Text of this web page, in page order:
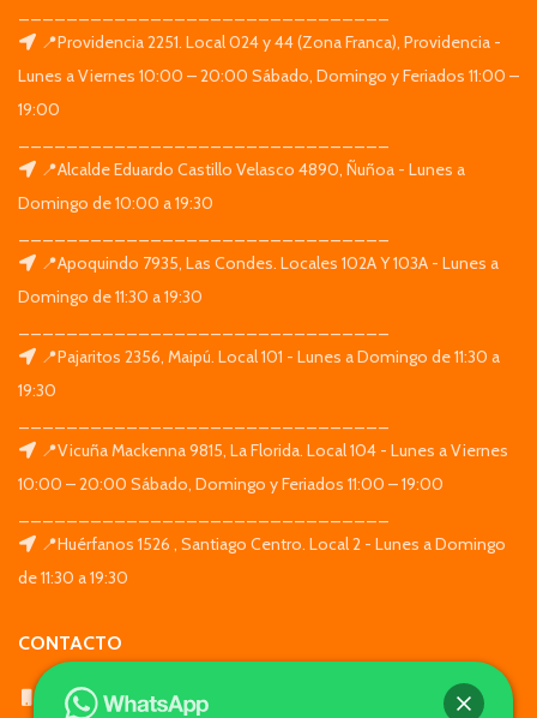
📍Providencia 2251. Local 024 y 44 (Zona Franca), Providencia -
Lunes a Viernes 10:00 – 20:00 Sábado, Domingo y Feriados 11:00 –
19:00
📍Alcalde Eduardo Castillo Velasco 4890, Ñuñoa - Lunes a
Domingo de 10:00 a 19:30
📍Apoquindo 7935, Las Condes. Locales 102A Y 103A - Lunes a
Domingo de 11:30 a 19:30
📍Pajaritos 2356, Maipú. Local 101 - Lunes a Domingo de 11:30 a
19:30
📍Vicuña Mackenna 9815, La Florida. Local 104 - Lunes a Viernes
10:00 – 20:00 Sábado, Domingo y Feriados 11:00 – 19:00
📍Huérfanos 1526 , Santiago Centro. Local 2 - Lunes a Domingo
de 11:30 a 19:30
CONTACTO
WhatsApp: +569 7564 4676